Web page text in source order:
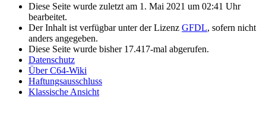
Diese Seite wurde zuletzt am 1. Mai 2021 um 02:41 Uhr
bearbeitet.
Der Inhalt ist verfügbar unter der Lizenz GFDL, sofern nicht
anders angegeben.
Diese Seite wurde bisher 17.417-mal abgerufen.
Datenschutz
Über C64-Wiki
Haftungsausschluss
Klassische Ansicht